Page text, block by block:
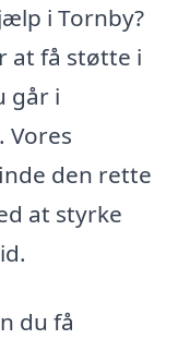
i Tornby?
at få støtte i
går i
Vores
den rette
at styrke
du få